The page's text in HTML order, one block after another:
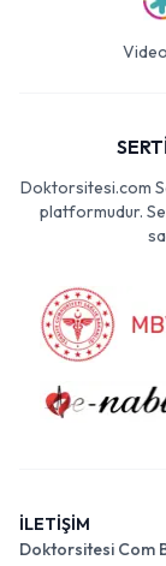
Doktorsitesi.com
platformudur.
İLETİŞİM
Doktorsitesi Com